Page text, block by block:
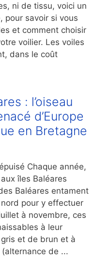
ni de tissu, voici un
pour savoir si vous
et comment choisir
voilier. Les voiles
dans le coût
: l’oiseau
d’Europe
en Bretagne
Chaque année,
îles Baléares
Baléares entament
pour y effectuer
à novembre, ces
à leur
et de brun et à
de ...